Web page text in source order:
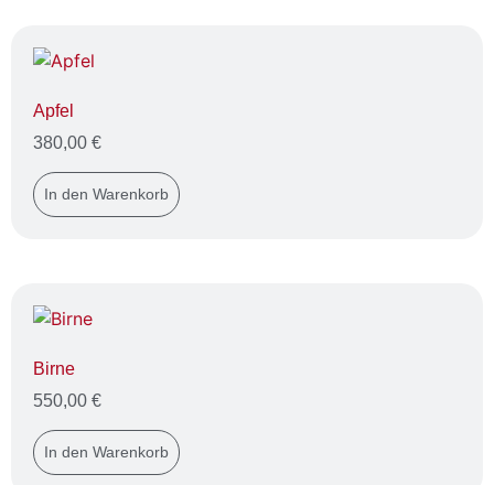
Apfel
380,00 €
In den Warenkorb
Birne
550,00 €
In den Warenkorb